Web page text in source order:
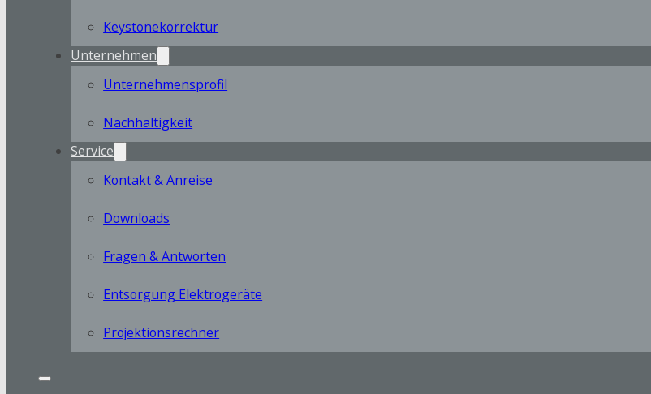
Keystonekorrektur
Unternehmen
Unternehmensprofil
Nachhaltigkeit
Service
Kontakt & Anreise
Downloads
Fragen & Antworten
Entsorgung Elektrogeräte
Projektionsrechner